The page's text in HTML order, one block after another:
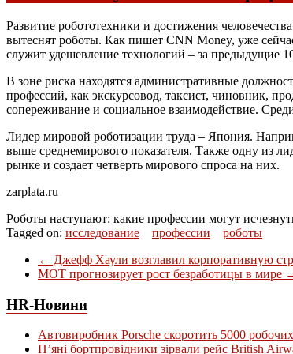
Развитие робототехники и достижения
вытеснят роботы. Как пишет CNN Money, уже
служит удешевление технологий – за предыдущие
В зоне риска находятся административные
профессий, как экскурсовод, таксист, чиновник,
сопереживание и социальное взаимодействие.
Лидер мировой роботизации труда – Япония.
выше среднемирового показателя. Также одну из
рынке и создает четверть мирового спроса на них.
zarplata.ru
Роботы наступают: какие профессии могут
Tagged on: исследование профессии
роботы
← Джефф Хаули возглавил корпоративную
МОТ прогнозирует рост безработицы в мире
HR-Новини
Автовиробник Porsche скоротить 5000
П’яні бортпровідники зірвали рейс British